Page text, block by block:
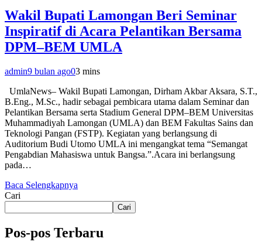
Wakil Bupati Lamongan Beri Seminar
Inspiratif di Acara Pelantikan Bersama
DPM–BEM UMLA
admin9 bulan ago03 mins
UmlaNews– Wakil Bupati Lamongan, Dirham Akbar Aksara, S.T.,
B.Eng., M.Sc., hadir sebagai pembicara utama dalam Seminar dan
Pelantikan Bersama serta Stadium General DPM–BEM Universitas
Muhammadiyah Lamongan (UMLA) dan BEM Fakultas Sains dan
Teknologi Pangan (FSTP). Kegiatan yang berlangsung di
Auditorium Budi Utomo UMLA ini mengangkat tema “Semangat
Pengabdian Mahasiswa untuk Bangsa.”.Acara ini berlangsung
pada…
Baca Selengkapnya
Cari
Cari
Pos-pos Terbaru